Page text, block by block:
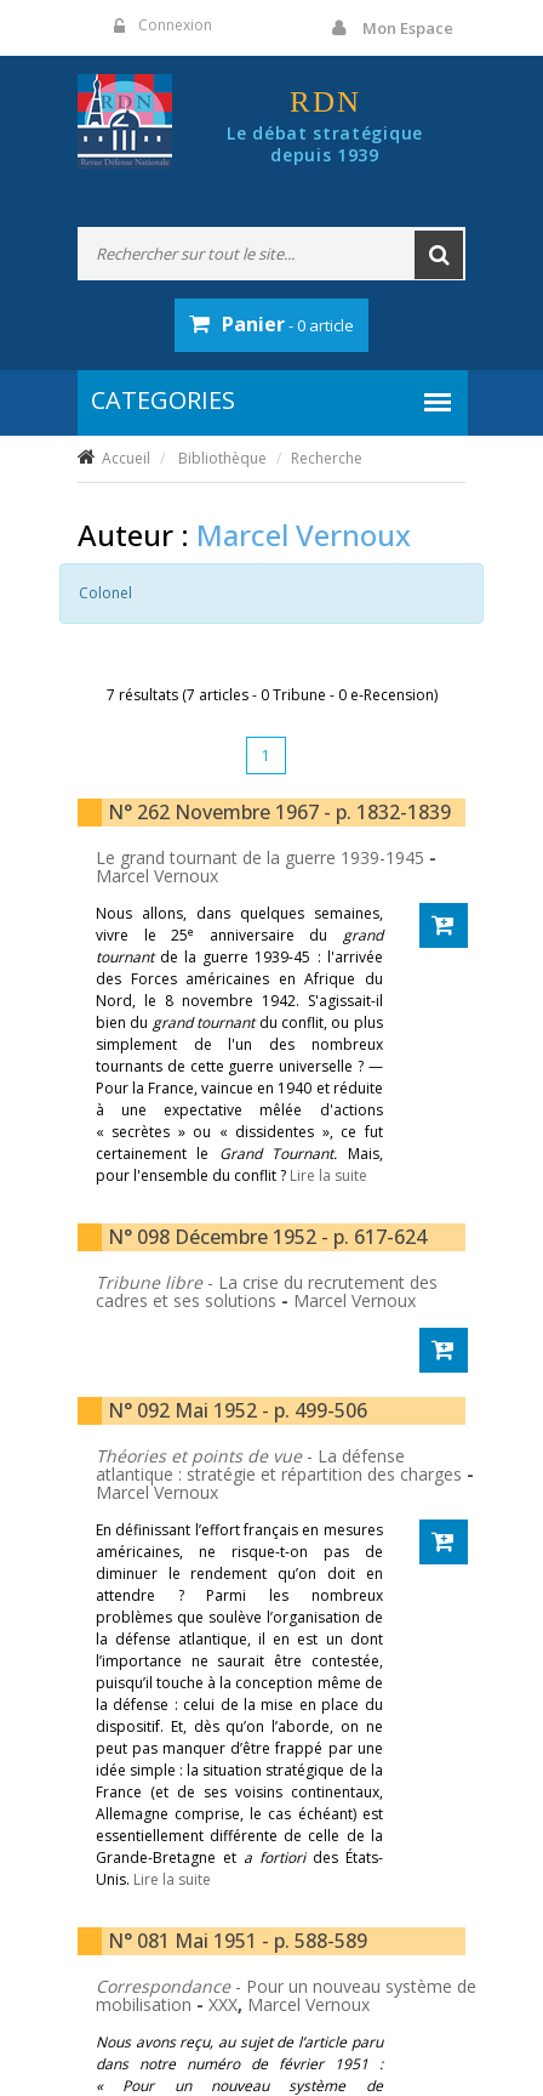
Connexion Mon Espace
RDN
Le débat stratégique
depuis 1939
Panier- 0 article
Accueil Bibliothèque Recherche
Auteur : Marcel Vernoux
Colonel
7 résultats (7 articles - 0 Tribune - 0 e-Recension)
1
N° 262 Novembre 1967 - p. 1832-1839
Le grand tournant de la guerre 1939-1945 -
Marcel Vernoux
Nous allons, dans quelques semaines,
vivre le 25e anniversaire du grand
tournant de la guerre 1939-45 : l'arrivée
des Forces américaines en Afrique du
Nord, le 8 novembre 1942. S'agissait-il
bien du grand tournantdu conflit, ou plus
simplement de l'un des nombreux
tournants de cette guerre universelle ? —
Pour la France, vaincue en 1940 et réduite
à une expectative mêlée d'actions
« secrètes » ou « dissidentes », ce fut
certainement le Grand Tournant. Mais,
pour l'ensemble du conflit ? Lire la suite
N° 098 Décembre 1952 - p. 617-624
Tribune libre- La crise du recrutement des
cadres et ses solutions - Marcel Vernoux
N° 092 Mai 1952 - p. 499-506
Théories et points de vue- La défense
atlantique : stratégie et répartition des charges -
Marcel Vernoux
En définissant l’effort français en mesures
américaines, ne risque-t-on pas de
diminuer le rendement qu’on doit en
attendre ? Parmi les nombreux
problèmes que soulève l’organisation de
la défense atlantique, il en est un dont
l’importance ne saurait être contestée,
puisqu’il touche à la conception même de
la défense : celui de la mise en place du
dispositif. Et, dès qu’on l’aborde, on ne
peut pas manquer d’être frappé par une
idée simple : la situation stratégique de la
France (et de ses voisins continentaux,
Allemagne comprise, le cas échéant) est
essentiellement différente de celle de la
Grande-Bretagne et a fortiori des États-
Unis. Lire la suite
N° 081 Mai 1951 - p. 588-589
Correspondance - Pour un nouveau système de
mobilisation - XXX, Marcel Vernoux
Nous avons reçu, au sujet de l’article paru
dans notre numéro de février 1951 :
« Pour un nouveau système de